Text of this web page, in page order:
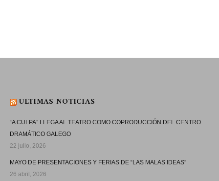
ULTIMAS NOTICIAS
“A CULPA” LLEGA AL TEATRO COMO COPRODUCCIÓN DEL CENTRO
DRAMÁTICO GALEGO
22 julio, 2026
MAYO DE PRESENTACIONES Y FERIAS DE “LAS MALAS IDEAS”
26 abril, 2026